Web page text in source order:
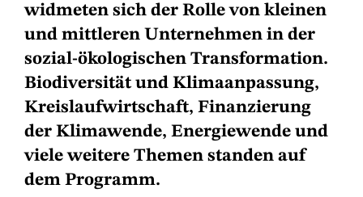
widmeten sich der Rolle von kleinen
und mittleren Unternehmen in der
sozial-ökologischen Transformation.
Biodiversität und Klimaanpassung,
Kreislaufwirtschaft, Finanzierung
der Klimawende, Energiewende und
viele weitere Themen standen auf
dem Programm.